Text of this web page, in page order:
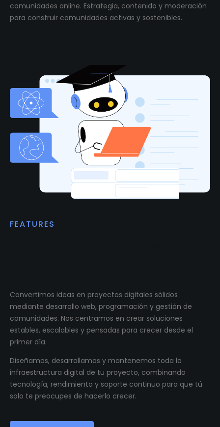
comunidades online. Estrategia, contenido y moderación
para construir comunidades activas y sostenibles.
FEATURES
Convertimos ideas en proyectos digitales sólidos
mediante desarrollo web, programación y gestión de
comunidades. Nos centramos en crear soluciones
estables, escalables y pensadas para crecer desde el
primer día.
Diseñamos, desarrollamos y mantenemos toda la
infraestructura digital de tu proyecto, combinando
tecnología, rendimiento y soporte continuo para que tú
solo te preocupes de hacerlo crecer.